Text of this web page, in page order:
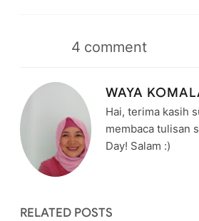
4 comment
WAYA
Hai, terima kasih
membaca tulisan
Day! Salam :)
RELATED POSTS